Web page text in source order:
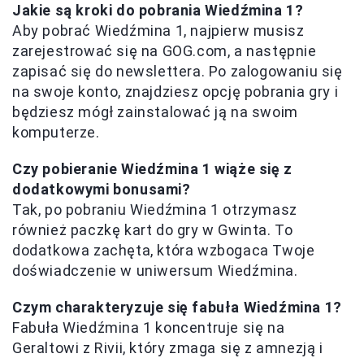
Jakie są kroki do pobrania Wiedźmina 1?
Aby pobrać Wiedźmina 1, najpierw musisz
zarejestrować się na GOG.com, a następnie
zapisać się do newslettera. Po zalogowaniu się
na swoje konto, znajdziesz opcję pobrania gry i
będziesz mógł zainstalować ją na swoim
komputerze.
Czy pobieranie Wiedźmina 1 wiąże się z
dodatkowymi bonusami?
Tak, po pobraniu Wiedźmina 1 otrzymasz
również paczkę kart do gry w Gwinta. To
dodatkowa zachęta, która wzbogaca Twoje
doświadczenie w uniwersum Wiedźmina.
Czym charakteryzuje się fabuła Wiedźmina 1?
Fabuła Wiedźmina 1 koncentruje się na
Geraltowi z Rivii, który zmaga się z amnezją i